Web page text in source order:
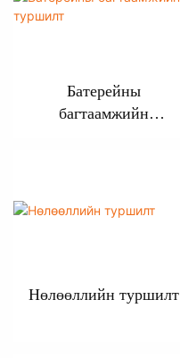
Батерейны
багтаамжийн
Нөлөөллийн туршилт